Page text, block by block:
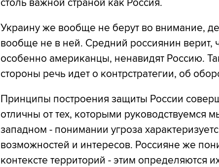
столь важной страной как Россия.
Украину же вообще не берут во внимание,
вообще не в ней. Средний россиянин верит,
особенно американцы, ненавидят Россию.
стороны речь идет о контрстратегии, об
Принципы построения защиты России
отличны от тех, которыми руководствуемся
западном - понимании угроза
возможностей и интересов. Россияне же
контексте территорий - этим определяются